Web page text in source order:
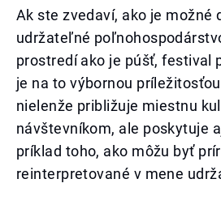
Ak ste zvedaví, ako je možné
udržateľné
prostredí ako je púšť, festival
je na to výbornou
nielenže približuje miestnu
návštevníkom, ale poskytuje
príklad toho, ako môžu byť
reinterpretované v mene